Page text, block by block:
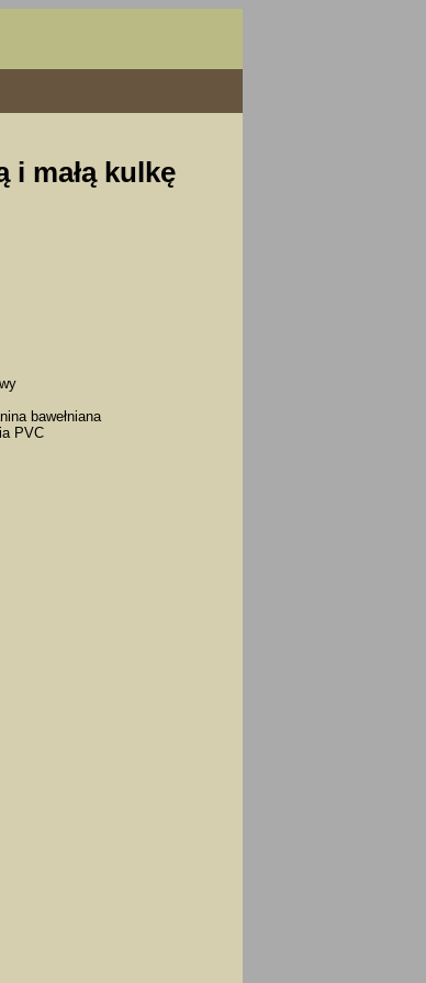
i małą kulkę
bawełniana
PVC